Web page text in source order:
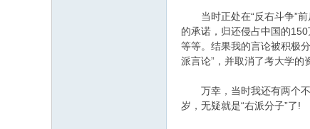
当时正处在“反右斗争”前
的承诺，归还侵占中国的
等等。结果我的言论被积极
派言论”，并取消了考大学的
万幸，当时我还有两个不
岁，无疑就是“右派分子”了!